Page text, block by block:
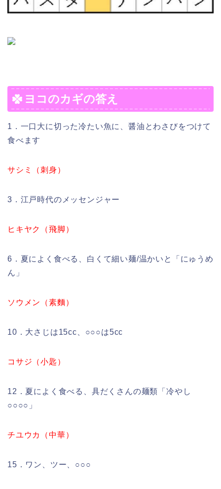
ヨコのカギの答え
1．一口大に切った冷たい魚に、醤油とわさびをつけて
食べます
サシミ（刺身）
3．江戸時代のメッセンジャー
ヒキヤク（飛脚）
6．夏によく食べる、白くて細い麺/温かいと「にゅうめ
ん」
ソウメン（素麵）
10．大さじは15cc、○○○は5cc
コサジ（小匙）
12．夏によく食べる、具だくさんの麺類「冷やし
○○○○」
チユウカ（中華）
15．ワン、ツー、○○○